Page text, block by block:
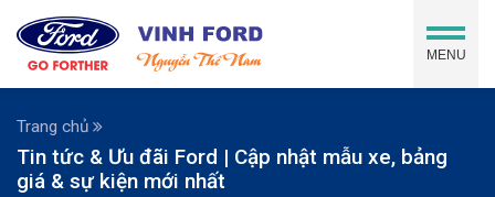
MENU
Trang chủ
Tin tức & Ưu đãi Ford | Cập nhật mẫu xe, bảng
giá & sự kiện mới nhất